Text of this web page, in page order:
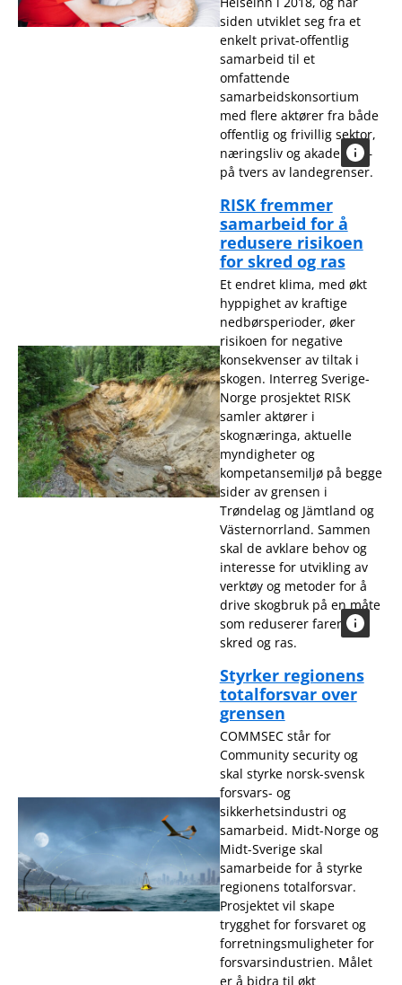
siden utviklet seg fra et
enkelt privat-offentlig
samarbeid til et
omfattende
samarbeidskonsortium
med flere aktører fra både
offentlig og frivillig sektor,
næringsliv og akademia –
på tvers av landegrenser.
RISK fremmer
samarbeid for å
redusere risikoen
for skred og ras
Et endret klima, med økt
hyppighet av kraftige
nedbørsperioder, øker
risikoen for negative
konsekvenser av tiltak i
skogen. Interreg Sverige-
Norge prosjektet RISK
samler aktører i
skognæringa, aktuelle
myndigheter og
kompetansemiljø på begge
sider av grensen i
Trøndelag og Jämtland og
Västernorrland. Sammen
skal de avklare behov og
interesse for utvikling av
verktøy og metoder for å
drive skogbruk på en måte
som reduserer faren for
skred og ras.
Styrker regionens
totalforsvar over
grensen
COMMSEC står for
Community security og
skal styrke norsk-svensk
forsvars- og
sikkerhetsindustri og
samarbeid. Midt-Norge og
Midt-Sverige skal
samarbeide for å styrke
regionens totalforsvar.
Prosjektet vil skape
trygghet for forsvaret og
forretningsmuligheter for
forsvarsindustrien. Målet
er å bidra til økt